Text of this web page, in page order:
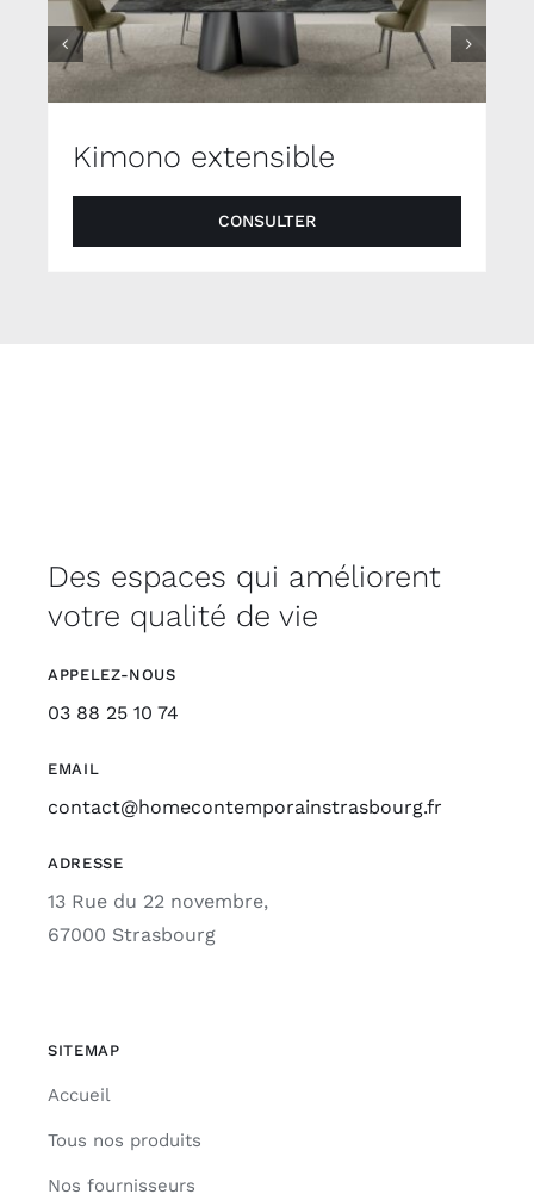
Kimono extensible
CONSULTER
Des espaces qui améliorent
votre qualité de vie
APPELEZ-NOUS
03 88 25 10 74
EMAIL
contact@homecontemporainstrasbourg.fr
ADRESSE
13 Rue du 22 novembre,
67000 Strasbourg
SITEMAP
Accueil
Tous nos produits
Nos fournisseurs